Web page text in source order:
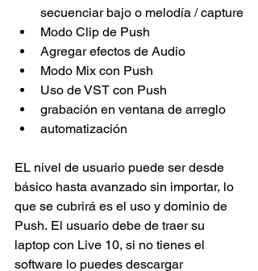
secuenciar bajo o melodía / capture
Modo Clip de Push
Agregar efectos de Audio
Modo Mix con Push
Uso de VST con Push
grabación en ventana de arreglo
automatización
EL nivel de usuario puede ser desde
básico hasta avanzado sin importar, lo
que se cubrirá es el uso y dominio de
Push. El usuario debe de traer su
laptop con Live 10, si no tienes el
software lo puedes descargar